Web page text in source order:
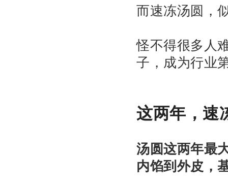
而速冻汤圆，
怪不得很多人
子，成为行业
这两年，速
汤圆这两年最
内馅到外皮，